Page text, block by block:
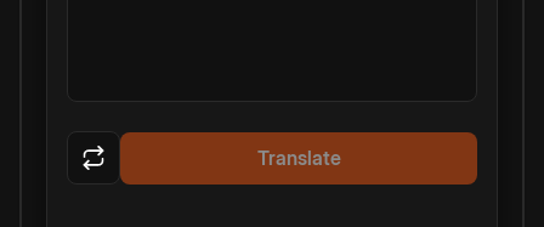
Translate